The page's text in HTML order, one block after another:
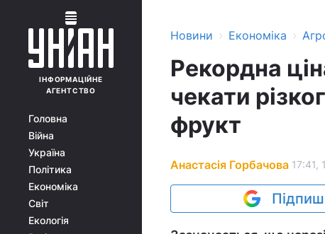
ІНФОРМАЦІЙНЕ
АГЕНТСТВО
Головна
Війна
Україна
Політика
Економіка
Світ
Екологія
Новини › Економіка ›
Рекордна
чекати
фрукт
Анастасія Горбачова 17:41,